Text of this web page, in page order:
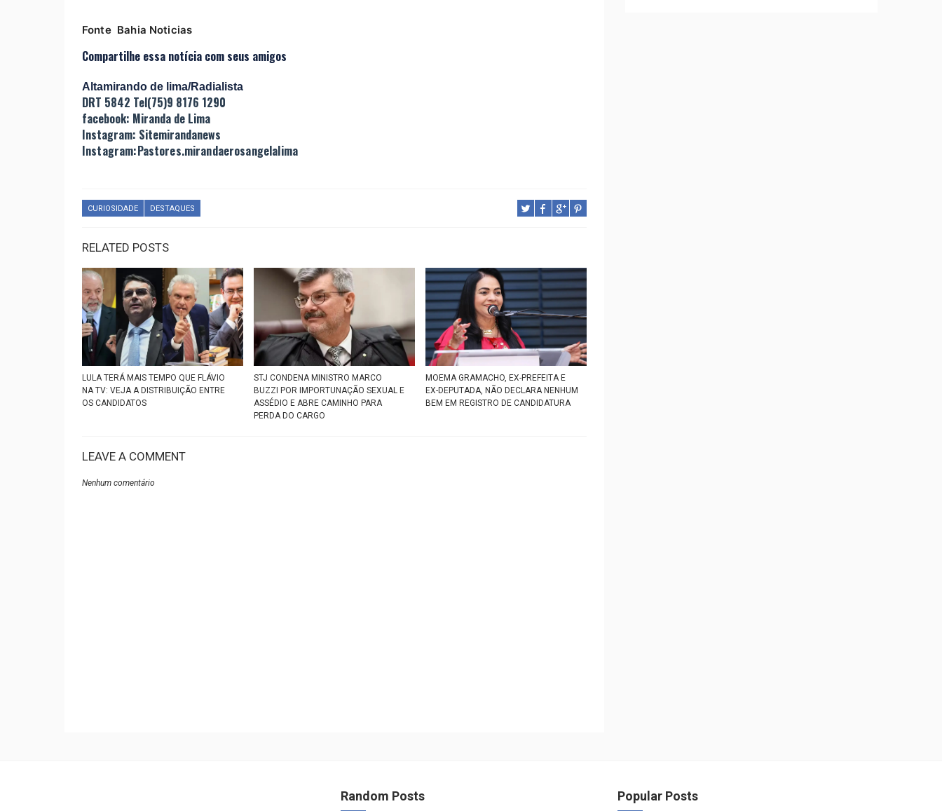
Fonte Bahia Noticias
Compartilhe essa notícia com seus amigos
Altamirando de lima/Radialista
DRT 5842 Tel(75)9 8176 1290
facebook: Miranda de Lima
Instagram: Sitemirandanews
Instagram:Pastores.mirandaerosangelalima
CURIOSIDADE DESTAQUES
RELATED POSTS
LULA TERÁ MAIS TEMPO QUE FLÁVIO
NA TV: VEJA A DISTRIBUIÇÃO ENTRE
OS CANDIDATOS
STJ CONDENA MINISTRO MARCO
BUZZI POR IMPORTUNAÇÃO SEXUAL E
ASSÉDIO E ABRE CAMINHO PARA
PERDA DO CARGO
MOEMA GRAMACHO, EX-PREFEITA E
EX-DEPUTADA, NÃO DECLARA NENHUM
BEM EM REGISTRO DE CANDIDATURA
LEAVE A COMMENT
Nenhum comentário
Random Posts Popular Posts